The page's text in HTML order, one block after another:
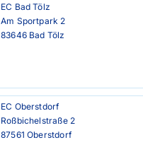
EC Bad Tölz
Am Sportpark 2
83646 Bad Tölz
EC Oberstdorf
Roßbichelstraße 2
87561 Oberstdorf